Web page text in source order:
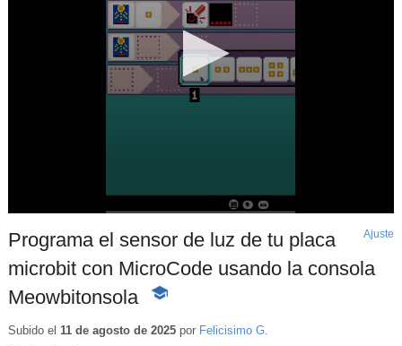
Programa el sensor de luz de tu placa
microbit con MicroCode usando la consola
Meowbitonsola
-
educativo
Ajuste
Subido el 11 de agosto de 2025por Felicisimo G.